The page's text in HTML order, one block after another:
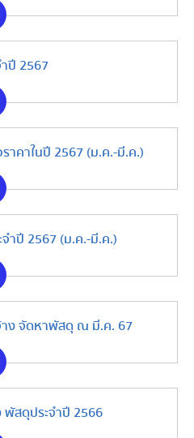
ปี 2567
าคาในปี 2567 (ม.ค.-มี.ค.)
ำปี 2567 (ม.ค.-มี.ค.)
ง จัดหาพัสดุ ณ มี.ค. 67
สดุประจำปี 2566